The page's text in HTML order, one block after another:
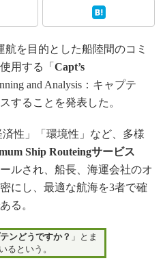
WORLD
ット展
リンタ
ベーション
ドインジャパン
工場
生産
を目的とした船陸間のコミ
用する「 Capt’s
and Analysis：キャプテ
することを発表した。
性」「環境性」など、多様
Ship Routeingサービス
ルされ、船長、海運会社のオ
にし、最適な航海を3者で確
る。
ンどうですか？ 」とま
るという。